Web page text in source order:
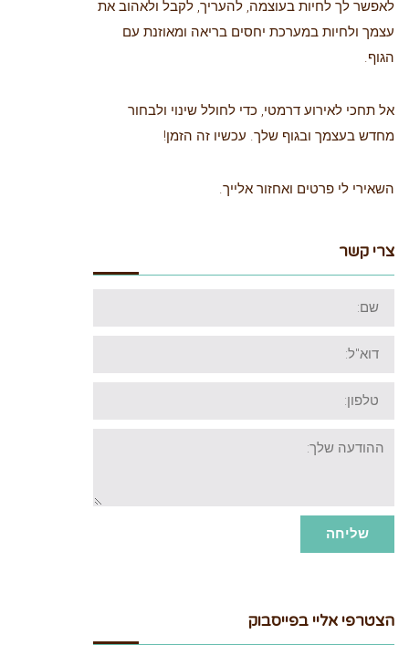
לאפשר לך לחיות בעוצמה, להעריך, לקבל ולאהוב את
עצמך ולחיות במערכת יחסים בריאה ומאוזנת עם
הגוף.
אל תחכי לאירוע דרמטי, כדי לחולל שינוי ולבחור
מחדש בעצמך ובגוף שלך. עכשיו זה הזמן!
השאירי לי פרטים ואחזור אלייך.
צרי קשר
שם:
דוא"ל:
טלפון:
ההודעה
שלך:
שליחה
הצטרפי אליי בפייסבוק